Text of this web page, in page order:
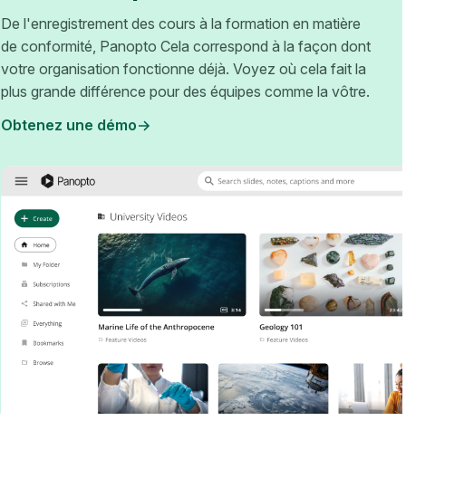
De l'enregistrement des cours à la formation en matière
de conformité, Panopto Cela correspond à la façon dont
votre organisation fonctionne déjà. Voyez où cela fait la
plus grande différence pour des équipes comme la vôtre.
Obtenez une démo